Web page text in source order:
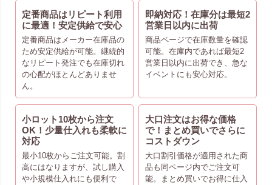
定番商品はリピート利用
に最適！安定供給で安心
定番商品はメーカー在庫品の
ため安定供給が可能。継続的
なリピート発注でも在庫切れ
の心配がほとんどありませ
ん。
即納対応！在庫分は最短2
営業日以内に出荷
商品ページで在庫数量を確認
可能。在庫内であれば最短2
営業日以内に出荷でき、急な
イベントにも安心対応。
小ロット10枚から注文
OK！少量仕入れも柔軟に
対応
最小10枚からご注文可能。割
高にはなりますが、試し購入
や小規模仕入れにも便利で
大口注文はお得な価格
で！まとめ買いでさらに
コストダウン
大口割引価格が適用された商
品も同ページ内でご注文可
能。まとめ買いでお得に仕入